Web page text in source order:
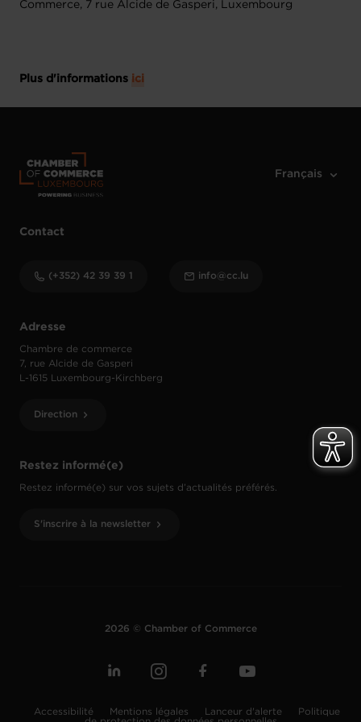
Commerce, 7 rue Alcide de Gasperi, Luxembourg
Plus d'informations ici
Restez informé(e)
Restez informé(e) sur vos sujets d’actualités préférés.
S'inscrire à la newsletter
Adresse
Chambre de commerce
7, rue Alcide de Gasperi
L-1615 Luxembourg-Kirchberg
Direction
Contact
(+352) 42 39 39 1 info@cc.lu
2026 © Chamber of Commerce
Accessibilité Mentions légales Lanceur d'alerte
Politique